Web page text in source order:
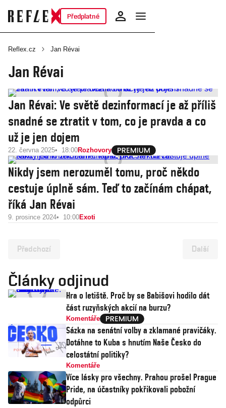
Předplatné
Reflex.cz Jan Révai
Jan Révai
Jan Révai: Ve světě dezinformací je až příliš
snadné se ztratit v tom, co je pravda a co
už je jen dojem
22. června 2025 18:00Rozhovory
Nikdy jsem nerozuměl tomu, proč někdo
cestuje úplně sám. Teď to začínám chápat,
říká Jan Révai
9. prosince 2024 10:00Exoti
Předchozí Další
Články odjinud
Hra o letiště. Proč by se Babišovi hodilo dát
část ruzyňských akcií na burzu?
Komentáře
Sázka na senátní volby a zklamané pravičáky.
Dotáhne to Kuba s hnutím Naše Česko do
celostátní politiky?
Komentáře
Více lásky pro všechny. Prahou prošel Prague
Pride, na účastníky pokřikovali pobožní
odpůrci